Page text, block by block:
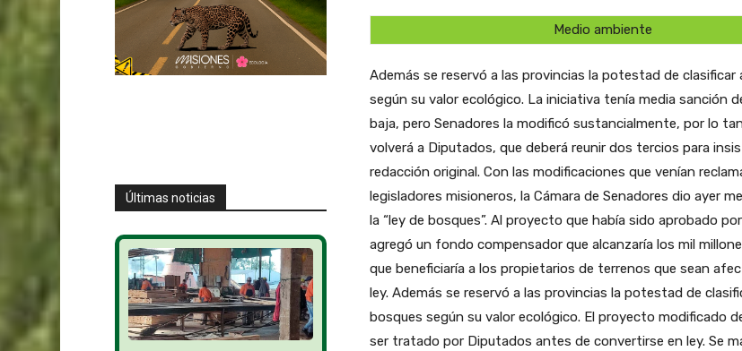
Últimas noticias
Medio ambiente
Además se reservó a las provincias la potestad de clasificar
según su valor ecológico. La iniciativa tenía media sanción
baja, pero Senadores la modificó sustancialmente, por lo
volverá a Diputados, que deberá reunir dos tercios para
redacción original. Con las modificaciones que venían
legisladores misioneros, la Cámara de Senadores dio ayer
la “ley de bosques”. Al proyecto que había sido aprobado
agregó un fondo compensador que alcanzaría los mil
que beneficiaría a los propietarios de terrenos que sean
ley. Además se reservó a las provincias la potestad de
bosques según su valor ecológico. El proyecto modificado
ser tratado por Diputados antes de convertirse en ley. Se